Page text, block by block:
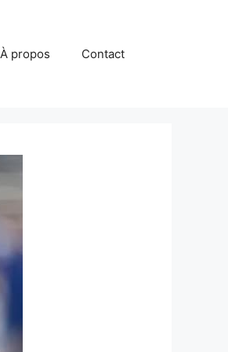
À propos Contact